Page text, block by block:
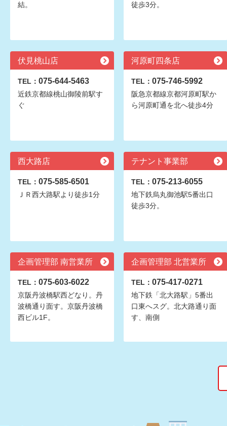
結。
徒歩3分。
伏見桃山店
TEL： 075-644-5463
近鉄京都線桃山御陵前駅す
ぐ
河原町四条店
TEL： 075-746-5992
阪急京都線京都河原町駅か
ら河原町通を北へ徒歩4分
西大路店
TEL： 075-585-6501
ＪＲ西大路駅より徒歩1分
テナント事業部
TEL： 075-213-6055
地下鉄烏丸御池駅5番出口
徒歩3分。
企画管理部 南営業所
TEL： 075-603-6022
京阪丹波橋駅西どなり。丹
波橋通り面す。京阪丹波橋
西ビル1F。
企画管理部 北営業所
TEL： 075-417-0271
地下鉄「北大路駅」5番出
口東へスグ。北大路通り面
す、南側